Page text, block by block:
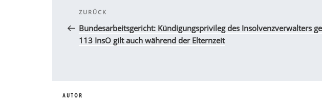
Beitragsnavigation
Vorheriger
Beitrag
ZURÜCK
Bundesarbeitsgericht: Kündigungsprivileg des Insolvenzverwalters
113 InsO gilt auch während der Elternzeit
AUTOR